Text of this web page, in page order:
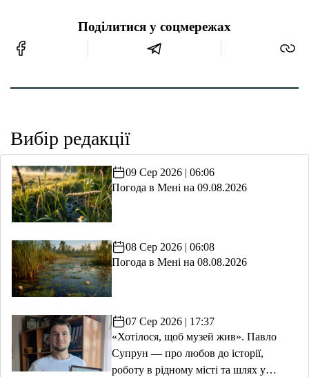
Поділитися у соцмережах
Вибір редакції
09 Сер 2026 | 06:06
Погода в Мені на 09.08.2026
08 Сер 2026 | 06:08
Погода в Мені на 08.08.2026
07 Сер 2026 | 17:37
«Хотілося, щоб музей жив». Павло
Супрун — про любов до історії,
роботу в рідному місті та шлях у